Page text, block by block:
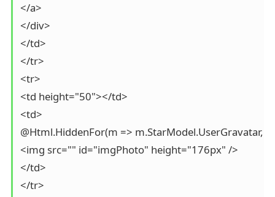
</a>
</div>
</td>
</tr>
<tr>
<td height="50"></td>
<td>
@Html.HiddenFor(m => m.StarModel.UserGravatar,
<img src="" id="imgPhoto" height="176px" />
</td>
</tr>